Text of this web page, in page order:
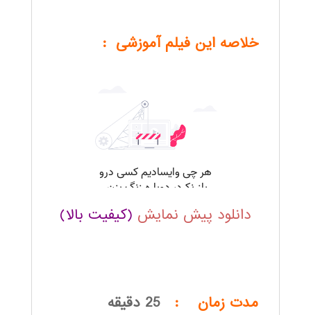
خلاصه این فیلم آموزشی :
دانلود پیش نمایش (کیفیت بالا)
مدت زمان :